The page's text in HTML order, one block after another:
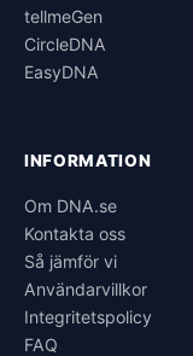
tellmeGen
CircleDNA
EasyDNA
INFORMATION
Om DNA.se
Kontakta oss
Så jämför vi
Användarvillkor
Integritetspolicy
FAQ